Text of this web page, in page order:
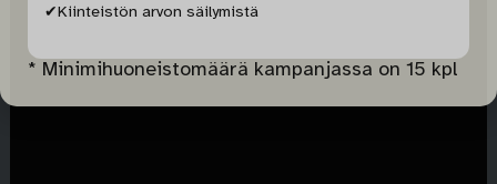
✔Kiinteistön arvon säilymistä
* Minimihuoneistomäärä kampanjassa on 15 kpl